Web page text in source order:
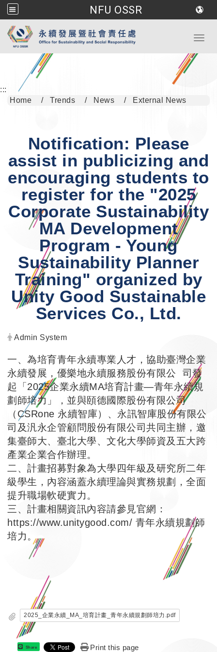
NFU OSSR
Go to main content
:::
Home
Trends News External News
Notification: Please
assist in publicizing and
encouraging students to
register for the "2025
Corporate Sustainability
MA Development
Program - Young
Sustainability Planner
Training" organized by
Unity Good Sustainable
Services Co., Ltd.
Author:
Admin System
一、為培育青年永續專業人才，協助臺灣企業
永續發展，優樂地永續服務股份有限公 司發
起「2025企業永續MA培育計畫—青年永續規
劃師培力」，並與頤德國際股份有限公司
（CSRone 永續智庫）、永訊智庫股份有限公
司及汎永企管顧問股份有限公司共同主辦，邀
集臺師大、臺北大學、文化大學師資及五大跨
產業企業合作辦理。
二、計畫招募對象為大學四年級及研究所二年
級學生，內容涵蓋永續理論與實務規劃，全面
提升職場軟硬實力。
三、計畫相關資訊內容請參見官網：
https://www.unitygood.com/ 青年永續規劃師
培力。
2025_企業永續_MA_培育計畫_青年永續規劃師培力.pdf
Share Print this page